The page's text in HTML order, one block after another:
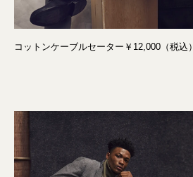
コットンケーブルセーター￥12,000（税込）